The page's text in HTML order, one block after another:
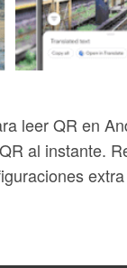
leer QR en
al instante.